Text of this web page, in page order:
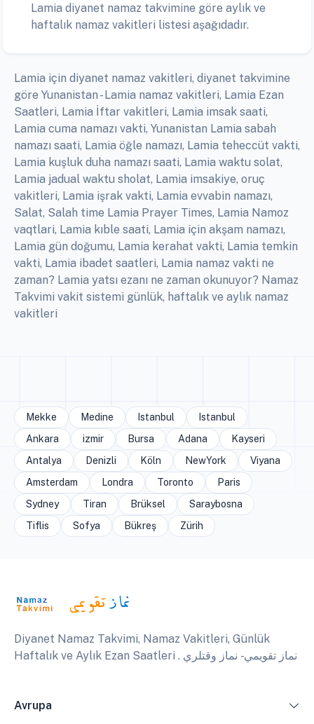
Lamia diyanet namaz takvimine göre aylık ve
haftalık namaz vakitleri listesi aşağıdadır.
Lamia için diyanet namaz vakitleri, diyanet takvimine
göre Yunanistan - Lamia namaz vakitleri, Lamia Ezan
Saatleri, Lamia İftar vakitleri, Lamia imsak saati,
Lamia cuma namazı vakti, Yunanistan Lamia sabah
namazı saati, Lamia öğle namazı, Lamia teheccüt vakti,
Lamia kuşluk duha namazı saati, Lamia waktu solat,
Lamia jadual waktu sholat, Lamia imsakiye, oruç
vakitleri, Lamia işrak vakti, Lamia evvabin namazı,
Salat, Salah time Lamia Prayer Times, Lamia Namoz
vaqtlari, Lamia kıble saati, Lamia için akşam namazı,
Lamia gün doğumu, Lamia kerahat vakti, Lamia temkin
vakti, Lamia ibadet saatleri, Lamia namaz vakti ne
zaman? Lamia yatsı ezanı ne zaman okunuyor? Namaz
Takvimi vakit sistemi günlük, haftalık ve aylık namaz
vakitleri
Mekke Medine Istanbul
Istanbul
Ankara
izmir Bursa Adana
Kayseri
Antalya
Denizli Köln NewYork
Viyana
Amsterdam
Londra Toronto
Paris
Sydney
Tiran Brüksel
Saraybosna
Tiflis
Sofya Bükreş Zürih
Diyanet Namaz Takvimi, Namaz Vakitleri, Günlük
Haftalık ve Aylık Ezan Saatleri . نماز تقويمي - نماز وقتلري
Avrupa